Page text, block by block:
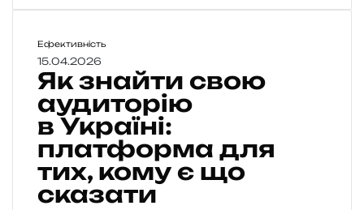
Я
к
з
а
й
т
с
в
Ефективність
15.04.2026
Як знайти свою
аудиторію
в Україні:
платформа для
тих, кому є що
сказати